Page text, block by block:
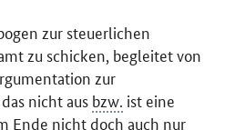
zur steuerlichen
zu schicken, begleitet von
zur
nicht aus bzw. ist eine
Ende nicht doch auch nur